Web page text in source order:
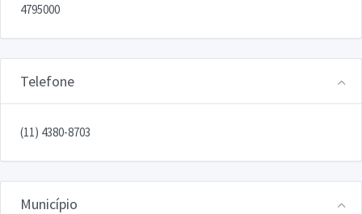
4795000
Telefone
(11) 4380-8703
Município